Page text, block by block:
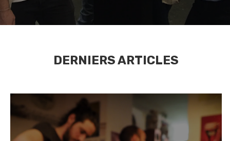
DERNIERS ARTICLES